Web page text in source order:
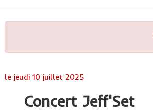
le jeudi 10 juillet 2025
Concert Jeff'Set